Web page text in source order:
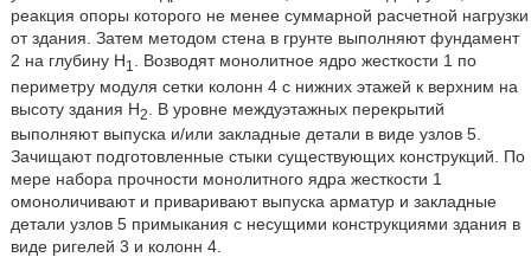
реакция опоры которого не менее суммарной расчетной нагрузки
от здания. Затем методом стена в грунте выполняют фундамент
2 на глубину Н1
. Возводят монолитное ядро жесткости 1 по
периметру модуля сетки колонн 4 с нижних этажей к верхним на
высоту здания Н2
. В уровне междуэтажных перекрытий
выполняют выпуска и/или закладные детали в виде узлов 5.
Зачищают подготовленные стыки существующих конструкций. По
мере набора прочности монолитного ядра жесткости 1
омоноличивают и приваривают выпуска арматур и закладные
детали узлов 5 примыкания с несущими конструкциями здания в
виде ригелей 3 и колонн 4.